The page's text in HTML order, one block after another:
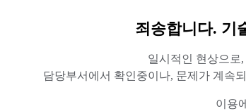
죄송합니다. 기
일시적인 현상으로
담당부서에서 확인중이나, 문제가 계속
이용